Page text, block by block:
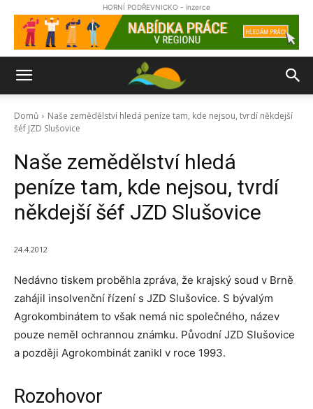
HORNÍ PODŘEVNICKO - inzerce
Domů
Naše zemědělství hledá peníze tam, kde nejsou, tvrdí někdejší
šéf JZD Slušovice
Naše zemědělství hledá
peníze tam, kde nejsou, tvrdí
někdejší šéf JZD Slušovice
24.4.2012
Nedávno tiskem proběhla zpráva, že krajský soud v Brně
zahájil insolvenční řízení s JZD Slušovice. S bývalým
Agrokombinátem to však nemá nic společného, název
pouze neměl ochrannou známku. Původní JZD Slušovice
a později Agrokombinát zanikl v roce 1993.
Rozohovor